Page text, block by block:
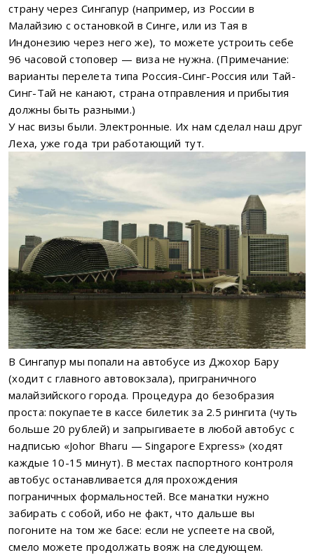
страну через Сингапур (например, из России в
Малайзию с остановкой в Синге, или из Тая в
Индонезию через него же), то можете устроить себе
96 часовой стоповер — виза не нужна. (Примечание:
варианты перелета типа Россия-Синг-Россия или Тай-
Синг-Тай не канают, страна отправления и прибытия
должны быть разными.)
У нас визы были. Электронные. Их нам сделал наш друг
Леха, уже года три работающий тут.
В Сингапур мы попали на автобусе из Джохор Бару
(ходит с главного автовокзала), приграничного
малайзийского города. Процедура до безобразия
проста: покупаете в кассе билетик за 2.5 рингита (чуть
больше 20 рублей) и запрыгиваете в любой автобус с
надписью «Johor Bharu — Singapore Express» (ходят
каждые 10-15 минут). В местах паспортного контроля
автобус останавливается для прохождения
пограничных формальностей. Все манатки нужно
забирать с собой, ибо не факт, что дальше вы
погоните на том же басе: если не успеете на свой,
смело можете продолжать вояж на следующем.